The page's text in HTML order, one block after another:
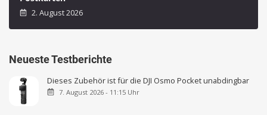
2. August 2026
Neueste Testberichte
Dieses Zubehör ist für die DJI Osmo Pocket unabdingbar
7. August 2026 - 11:15 Uhr